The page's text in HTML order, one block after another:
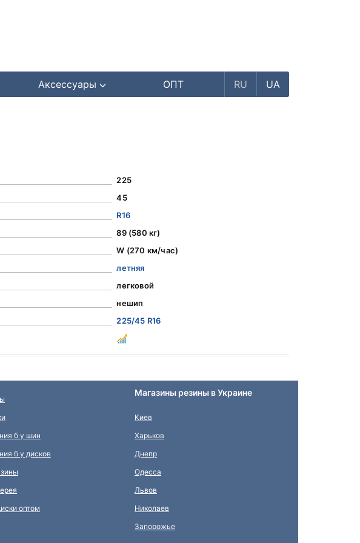
Аксессуары ОПТ RU UA
225
45
R16
89 (580 кг)
W (270 км/час)
летняя
легковой
нешип
225/45 R16
б у шин
б у дисков
оптом
Магазины резины в Украине
Киев
Харьков
Днепр
Одесса
Львов
Николаев
Запорожье